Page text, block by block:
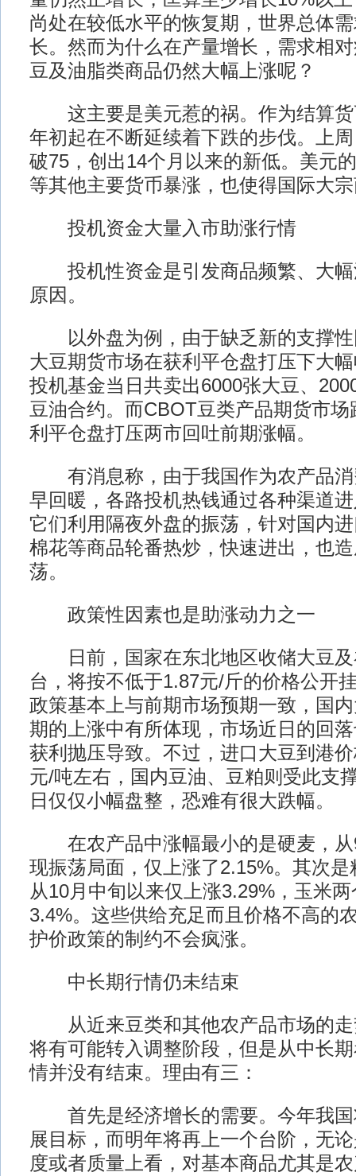
尚处在较低水平的恢复期，世界总体
长。然而为什么在产量增长，需求相
豆及油脂类商品仍然大幅上涨呢？
这主要是美元惹的祸。作为结算货
年初起在不断延续着下跌的步伐。上
破75，创出14个月以来的新低。美元
等其他主要货币暴涨，也使得国际大
投机资金大量入市助涨行情
投机性资金是引发商品频繁、大幅
原因。
以外盘为例，由于缺乏新的支撑性
大豆期货市场在获利平仓盘打压下大
投机基金当日共卖出6000张大豆、
豆油合约。而CBOT豆类产品期货市
利平仓盘打压两市回吐前期涨幅。
有消息称，由于我国作为农产品消
早回暖，各路投机热钱通过各种渠道
它们利用隔夜外盘的振荡，针对国内
棉花等商品轮番热炒，快速进出，也
荡。
政策性因素也是助涨动力之一
日前，国家在东北地区收储大豆及
台，将按不低于1.87元/斤的价格公开
政策基本上与前期市场预期一致，国
期的上涨中有所体现，市场近日的回
获利抛压导致。不过，进口大豆到港
元/吨左右，国内豆油、豆粕则受此支
日仅仅小幅盘整，恐难有很大跌幅。
在农产品中涨幅最小的是硬麦，从
现振荡局面，仅上涨了2.15%。其次
从10月中旬以来仅上涨3.29%，玉米
3.4%。这些供给充足而且价格不高的
护价政策的制约不会疯涨。
中长期行情仍未结束
从近来豆类和其他农产品市场的走
将有可能转入调整阶段，但是从中长
情并没有结束。理由有三：
首先是经济增长的需要。今年我国
展目标，而明年将再上一个台阶，无
度或者质量上看，对基本商品尤其是